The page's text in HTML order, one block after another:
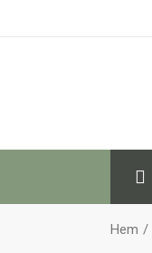
Hem